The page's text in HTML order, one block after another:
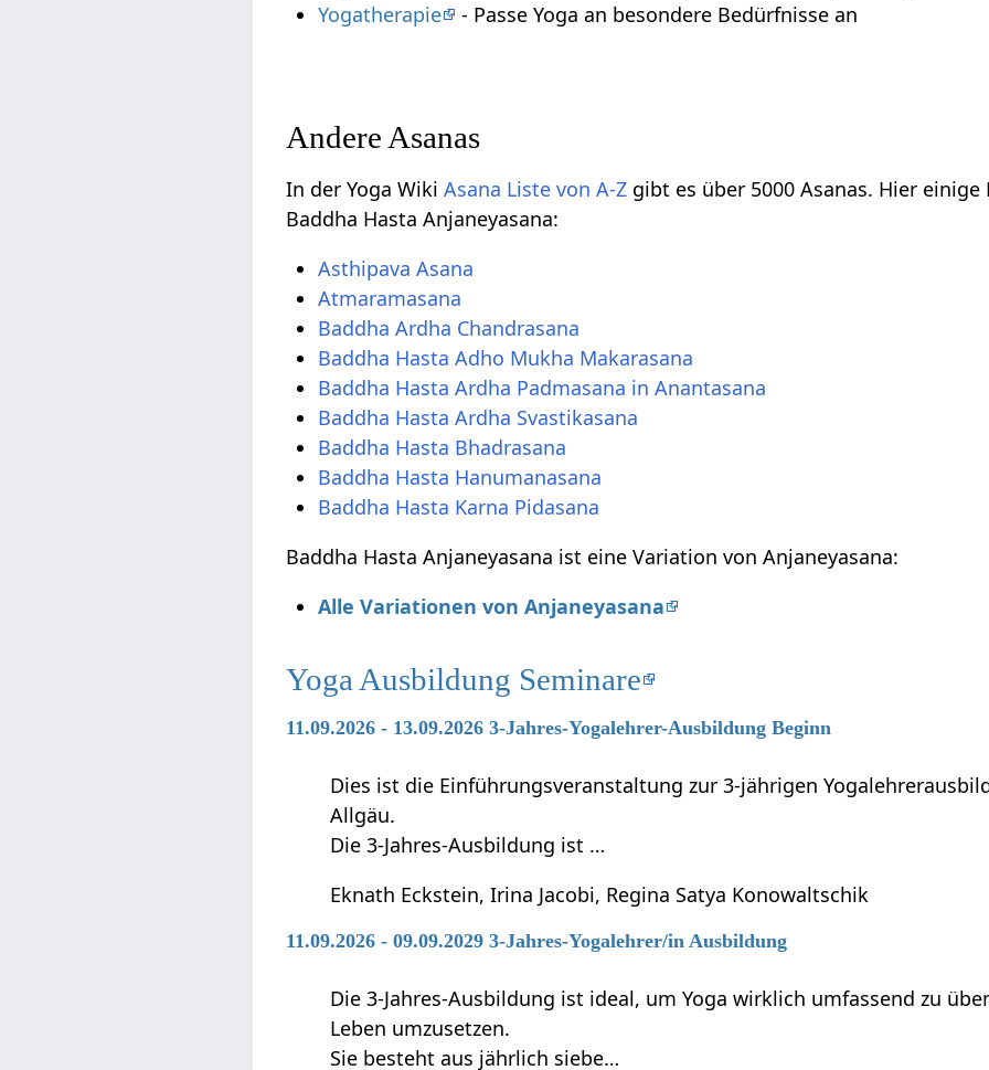
Yogatherapie
- Passe Yoga an besondere Bedürfnisse an
Andere Asanas
In der Yoga WikiAsana Liste von A-Z gibt es über 5000 Asanas. Hier
Baddha Hasta Anjaneyasana:
Asthipava Asana
Atmaramasana
Baddha Ardha Chandrasana
Baddha Hasta Adho Mukha Makarasana
Baddha Hasta Ardha Padmasana in Anantasana
Baddha Hasta Ardha Svastikasana
Baddha Hasta Bhadrasana
Baddha Hasta Hanumanasana
Baddha Hasta Karna Pidasana
Baddha Hasta Anjaneyasana ist eine Variation von Anjaneyasana:
Alle Variationen von Anjaneyasana
Yoga Ausbildung Seminare
11.09.2026 - 13.09.2026 3-Jahres-Yogalehrer-Ausbildung Beginn
Dies ist die Einführungsveranstaltung zur 3-jährigen
Allgäu.
Die 3-Jahres-Ausbildung ist …
Eknath Eckstein, Irina Jacobi, Regina Satya Konowaltschik
11.09.2026 - 09.09.2029 3-Jahres-Yogalehrer/in Ausbildung
Die 3-Jahres-Ausbildung ist ideal, um Yoga wirklich umfassend zu
Leben umzusetzen.
Sie besteht aus jährlich siebe…